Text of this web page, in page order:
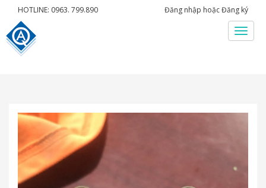
HOTLINE: 0963. 799.890 Đăng nhập hoặcĐăng ký
Menu